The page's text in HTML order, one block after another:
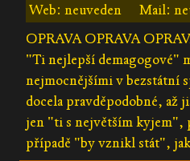
Web: neuveden
Mail:
OPRAVA OPRAVA
"Ti nejlepší demagogové"
nejmocnějšími v bezstátní
docela pravděpodobné, až
jen "ti s největším kyjem",
případě "by vznikl stát",